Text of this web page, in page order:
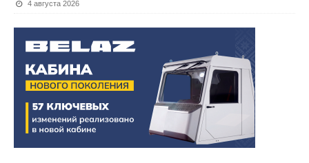
4 августа 2026